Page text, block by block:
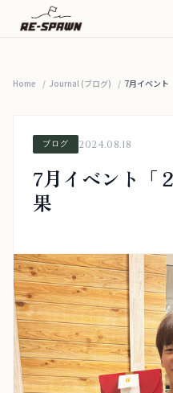
CONCEPT
SERVICE &
サービス・料金
TRAINERS
FAQ
よくある質問
JOURNAL
お知らせ・ブログ
ACCESS
アクセス
TERMS
会員規約
Home / Journal (ブログ) /
ブログ 2024.08.18
7月イベント「
果